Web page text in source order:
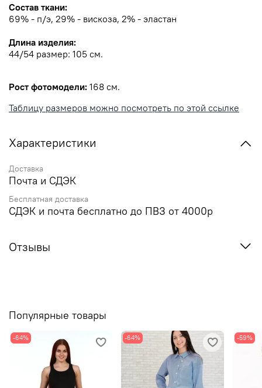
Состав ткани:
69% - п/э, 29% - вискоза, 2% - эластан
Длина изделия:
44/54 размер: 105 см.
Рост фотомодели: 168 см.
Таблицу размеров можно посмотреть по этой ссылке
Характеристики
Доставка
Почта и СДЭК
Бесплатная доставка
СДЭК и почта бесплатно до ПВЗ от 4000р
Отзывы
Популярные товары
-64% -64% -59%